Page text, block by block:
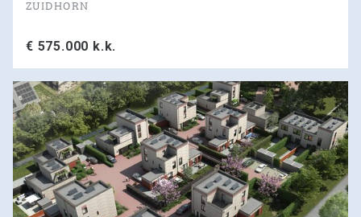
ZUIDHORN
€ 575.000 k.k.